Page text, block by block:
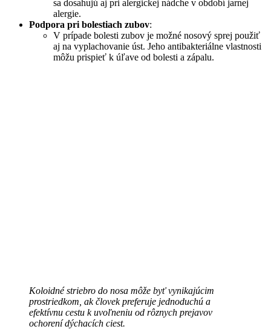
sa dosahujú aj pri alergickej nádche v období jarnej
alergie.
Podpora pri bolestiach zubov:
V prípade bolesti zubov je možné nosový sprej použiť
aj na vyplachovanie úst. Jeho antibakteriálne vlastnosti
môžu prispieť k úľave od bolesti a zápalu.
Koloidné striebro do nosa môže byť vynikajúcim
prostriedkom, ak človek preferuje jednoduchú a
efektívnu cestu k uvoľneniu od rôznych prejavov
ochorení dýchacích ciest.